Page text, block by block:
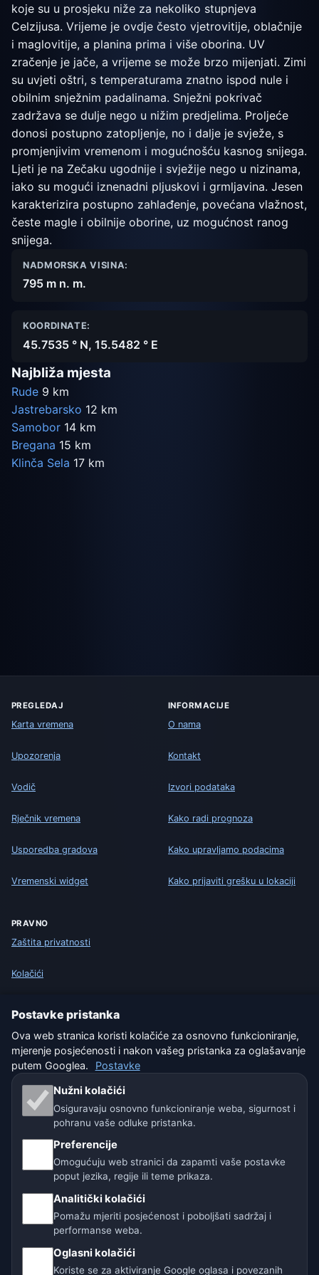
koje su u prosjeku niže za nekoliko stupnjeva
Celzijusa. Vrijeme je ovdje često vjetrovitije, oblačnije
i maglovitije, a planina prima i više oborina. UV
zračenje je jače, a vrijeme se može brzo mijenjati. Zimi
su uvjeti oštri, s temperaturama znatno ispod nule i
obilnim snježnim padalinama. Snježni pokrivač
zadržava se dulje nego u nižim predjelima. Proljeće
donosi postupno zatopljenje, no i dalje je svježe, s
promjenjivim vremenom i mogućnošću kasnog snijega.
Ljeti je na Zečaku ugodnije i svježije nego u nizinama,
iako su mogući iznenadni pljuskovi i grmljavina. Jesen
karakterizira postupno zahlađenje, povećana vlažnost,
česte magle i obilnije oborine, uz mogućnost ranog
snijega.
NADMORSKA VISINA:
795 m n. m.
KOORDINATE:
45.7535 ° N, 15.5482 ° E
Najbliža mjesta
Rude 9 km
Jastrebarsko 12 km
Samobor 14 km
Bregana 15 km
Klinča Sela 17 km
PREGLEDAJ
Karta vremena
Upozorenja
Vodič
Rječnik vremena
Usporedba gradova
Vremenski widget
INFORMACIJE
O nama
Kontakt
Izvori podataka
Kako radi prognoza
Kako upravljamo podacima
Kako prijaviti grešku u lokaciji
PRAVNO
Zaštita privatnosti
Kolačići
Isključenje odgovornosti
Pomažemo životinjama
Sitemap
🇨🇿 Češka 🇭🇷 Hrvatska 🇧🇬 Bugarska
Postavke pristanka
Ova web stranica koristi kolačiće za osnovno funkcioniranje,
mjerenje posjećenosti i nakon vašeg pristanka za oglašavanje
putem Googlea.
Postavke
Nužni kolačići
Osiguravaju osnovno funkcioniranje weba, sigurnost i
pohranu vaše odluke pristanka.
Preferencije
Omogućuju web stranici da zapamti vaše postavke
poput jezika, regije ili teme prikaza.
Analitički kolačići
Pomažu mjeriti posjećenost i poboljšati sadržaj i
performanse weba.
Oglasni kolačići
Koriste se za aktiviranje Google oglasa i povezanih